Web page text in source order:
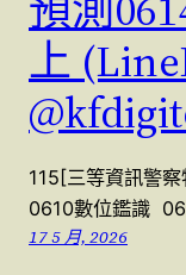
上
115[三等資訊警
0610數位鑑識
17 5 月, 2026